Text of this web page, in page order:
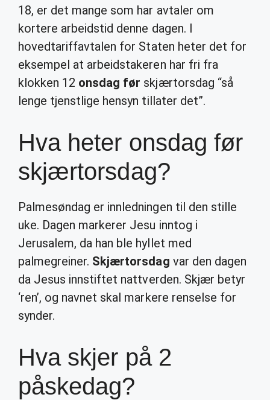
18, er det mange som har avtaler om
kortere arbeidstid denne dagen. I
hovedtariffavtalen for Staten heter det for
eksempel at arbeidstakeren har fri fra
klokken 12 onsdag før skjærtorsdag “så
lenge tjenstlige hensyn tillater det”.
Hva heter onsdag før
skjærtorsdag?
Palmesøndag er innledningen til den stille
uke. Dagen markerer Jesu inntog i
Jerusalem, da han ble hyllet med
palmegreiner. Skjærtorsdag var den dagen
da Jesus innstiftet nattverden. Skjær betyr
‘ren’, og navnet skal markere renselse for
synder.
Hva skjer på 2
påskedag?